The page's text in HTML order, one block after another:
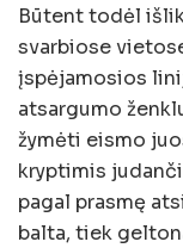
Būtent todėl
svarbiose
įspėjamosios
atsargumo
žymėti eismo
kryptimis
pagal prasmę
balta, tiek